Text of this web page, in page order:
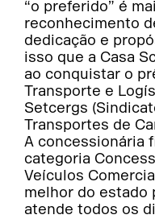
“o preferido” é
reconhecimento
dedicação e
isso que a Casa
ao conquistar o
Transporte e
Setcergs
Transportes de
A concessionária
categoria
Veículos
melhor do estado
atende todos os